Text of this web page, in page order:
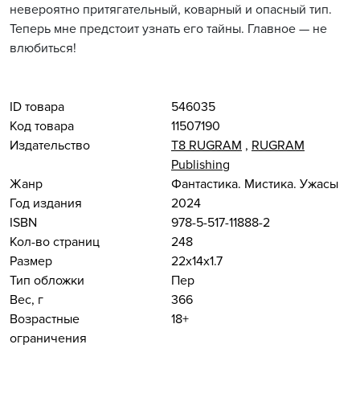
невероятно притягательный, коварный и опасный тип.
Теперь мне предстоит узнать его тайны. Главное — не
влюбиться!
ID товара
546035
Код товара
11507190
Издательство
Т8 RUGRAM , RUGRAM
Publishing
Жанр
Фантастика. Мистика. Ужасы
Год издания
2024
ISBN
978-5-517-11888-2
Кол-во страниц
248
Размер
22x14x1.7
Тип обложки
Пер
Вес, г
366
Возрастные
ограничения
18+